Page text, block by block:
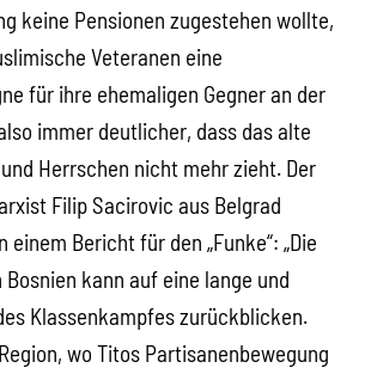
keine Pensionen zugestehen wollte,
Veteranen eine
für ihre ehemaligen Gegner an der
immer deutlicher, dass das alte
Herrschen nicht mehr zieht. Der
Filip Sacirovic aus Belgrad
einem Bericht für den „Funke“: „Die
kann auf eine lange und
Klassenkampfes zurückblicken.
wo Titos Partisanenbewegung